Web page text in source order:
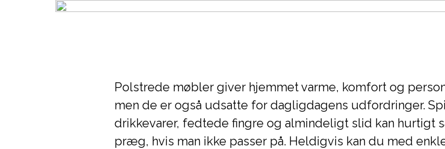
Polstrede møbler giver hjemmet varme, komfort og
men de er også udsatte for dagligdagens udfordringer.
drikkevarer, fedtede fingre og almindeligt slid kan hurtigt
præg, hvis man ikke passer på. Heldigvis kan du med